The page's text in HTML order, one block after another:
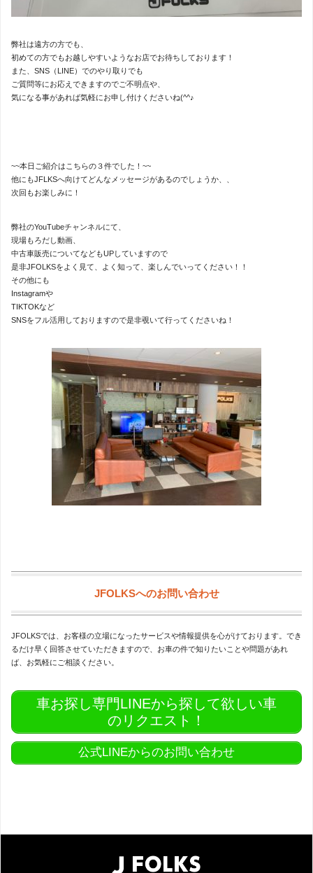
弊社は遠方の方でも、
初めての方でもお越しやすいようなお店でお待ちしております！
また、SNS（LINE）でのやり取りでも
ご質問等にお応えできますのでご不明点や、
気になる事があれば気軽にお申し付けくださいね(^^♪
~~本日ご紹介はこちらの３件でした！~~
他にもJFLKSへ向けてどんなメッセージがあるのでしょうか、、
次回もお楽しみに！
弊社のYouTubeチャンネルにて、
現場もろだし動画、
中古車販売についてなどもUPしていますので
是非JFOLKSをよく見て、よく知って、楽しんでいってください！！
その他にも
Instagramや
TIKTOKなど
SNSをフル活用しておりますので是非覗いて行ってくださいね！
JFOLKSへのお問い合わせ
JFOLKSでは、お客様の立場になったサービスや情報提供を心がけております。でき
るだけ早く回答させていただきますので、お車の件で知りたいことや問題があれ
ば、お気軽にご相談ください。
車お探し専門LINEから探して欲しい車
のリクエスト！
公式LINEからのお問い合わせ